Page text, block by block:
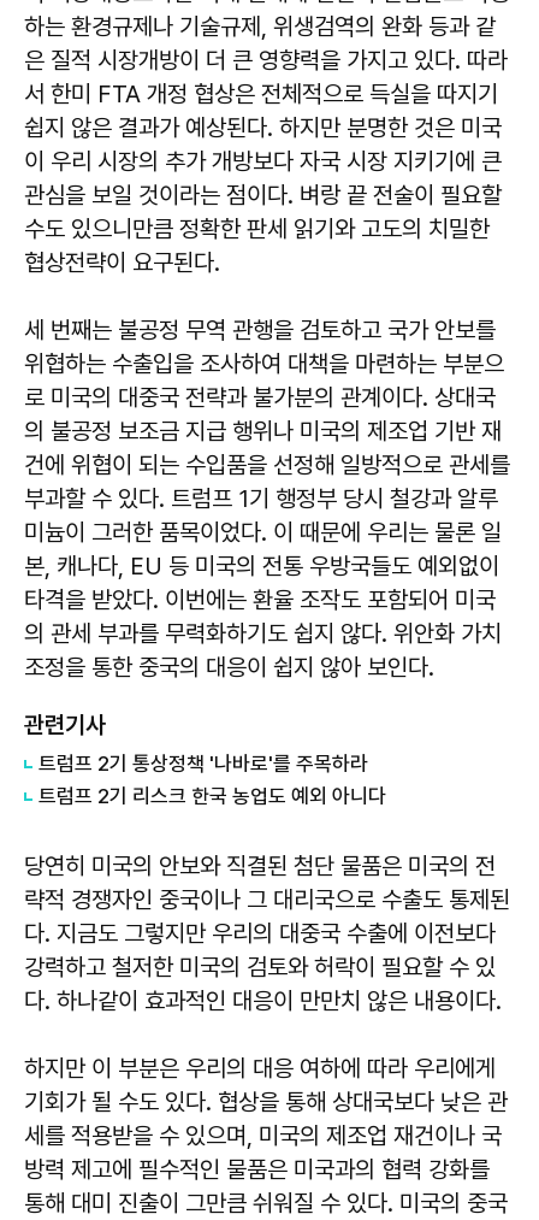
하는 환경규제나 기술규제, 위생검역의 완화 등과 같
은 질적 시장개방이 더 큰 영향력을 가지고 있다. 따라
서 한미 FTA 개정 협상은 전체적으로 득실을 따지기
쉽지 않은 결과가 예상된다. 하지만 분명한 것은 미국
이 우리 시장의 추가 개방보다 자국 시장 지키기에 큰
관심을 보일 것이라는 점이다. 벼랑 끝 전술이 필요할
수도 있으니만큼 정확한 판세 읽기와 고도의 치밀한
협상전략이 요구된다.
세 번째는 불공정 무역 관행을 검토하고 국가 안보를
위협하는 수출입을 조사하여 대책을 마련하는 부분으
로 미국의 대중국 전략과 불가분의 관계이다. 상대국
의 불공정 보조금 지급 행위나 미국의 제조업 기반 재
건에 위협이 되는 수입품을 선정해 일방적으로 관세를
부과할 수 있다. 트럼프 1기 행정부 당시 철강과 알루
미늄이 그러한 품목이었다. 이 때문에 우리는 물론 일
본, 캐나다, EU 등 미국의 전통 우방국들도 예외없이
타격을 받았다. 이번에는 환율 조작도 포함되어 미국
의 관세 부과를 무력화하기도 쉽지 않다. 위안화 가치
조정을 통한 중국의 대응이 쉽지 않아 보인다.
관련기사
트럼프 2기 통상정책 '나바로'를 주목하라
트럼프 2기 리스크 한국 농업도 예외 아니다
당연히 미국의 안보와 직결된 첨단 물품은 미국의 전
략적 경쟁자인 중국이나 그 대리국으로 수출도 통제된
다. 지금도 그렇지만 우리의 대중국 수출에 이전보다
강력하고 철저한 미국의 검토와 허락이 필요할 수 있
다. 하나같이 효과적인 대응이 만만치 않은 내용이다.
하지만 이 부분은 우리의 대응 여하에 따라 우리에게
기회가 될 수도 있다. 협상을 통해 상대국보다 낮은 관
세를 적용받을 수 있으며, 미국의 제조업 재건이나 국
방력 제고에 필수적인 물품은 미국과의 협력 강화를
통해 대미 진출이 그만큼 쉬워질 수 있다. 미국의 중국